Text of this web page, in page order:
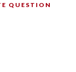
QUESTION